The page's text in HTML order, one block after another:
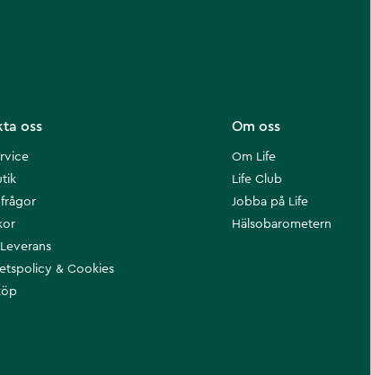
Om oss
Om Life
Life Club
Jobba på Life
Hälsobarometern
oss
frågor
& Cookies